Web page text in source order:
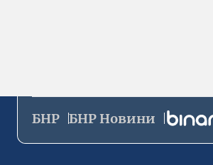
БНР БНР Новини